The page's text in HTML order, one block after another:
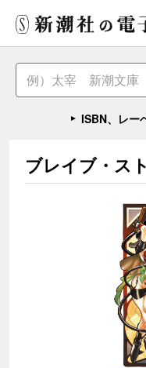
ISBN、レー
ブレイブ・ス